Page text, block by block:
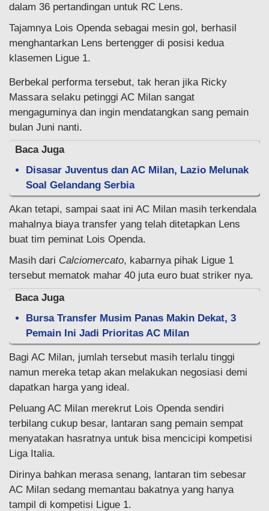
dalam 36 pertandingan untuk RC Lens.
Tajamnya Lois Openda sebagai mesin gol, berhasil
menghantarkan Lens bertengger di posisi kedua
klasemen Ligue 1.
Berbekal performa tersebut, tak heran jika Ricky
Massara selaku petinggi AC Milan sangat
mengaguminya dan ingin mendatangkan sang pemain
bulan Juni nanti.
Baca Juga
Disasar Juventus dan AC Milan, Lazio Melunak
Soal Gelandang Serbia
Akan tetapi, sampai saat ini AC Milan masih terkendala
mahalnya biaya transfer yang telah ditetapkan Lens
buat tim peminat Lois Openda.
Masih dari Calciomercato, kabarnya pihak Ligue 1
tersebut mematok mahar 40 juta euro buat striker nya.
Baca Juga
Bursa Transfer Musim Panas Makin Dekat, 3
Pemain Ini Jadi Prioritas AC Milan
Bagi AC Milan, jumlah tersebut masih terlalu tinggi
namun mereka tetap akan melakukan negosiasi demi
dapatkan harga yang ideal.
Peluang AC Milan merekrut Lois Openda sendiri
terbilang cukup besar, lantaran sang pemain sempat
menyatakan hasratnya untuk bisa mencicipi kompetisi
Liga Italia.
Dirinya bahkan merasa senang, lantaran tim sebesar
AC Milan sedang memantau bakatnya yang hanya
tampil di kompetisi Ligue 1.